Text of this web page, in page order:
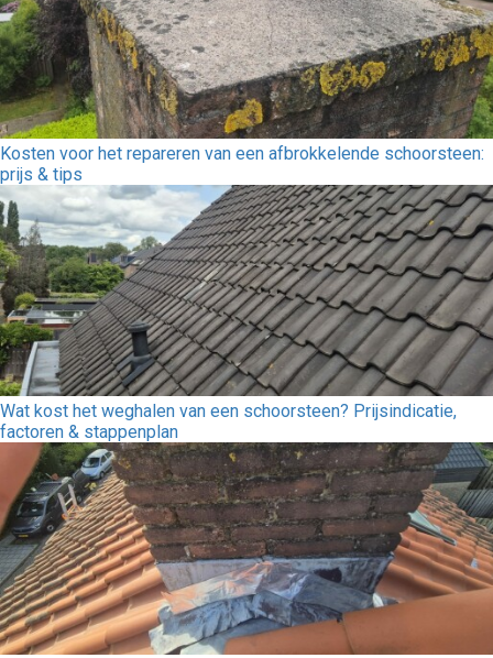
Kosten voor het repareren van een afbrokkelende schoorsteen:
prijs & tips
Wat kost het weghalen van een schoorsteen? Prijsindicatie,
factoren & stappenplan